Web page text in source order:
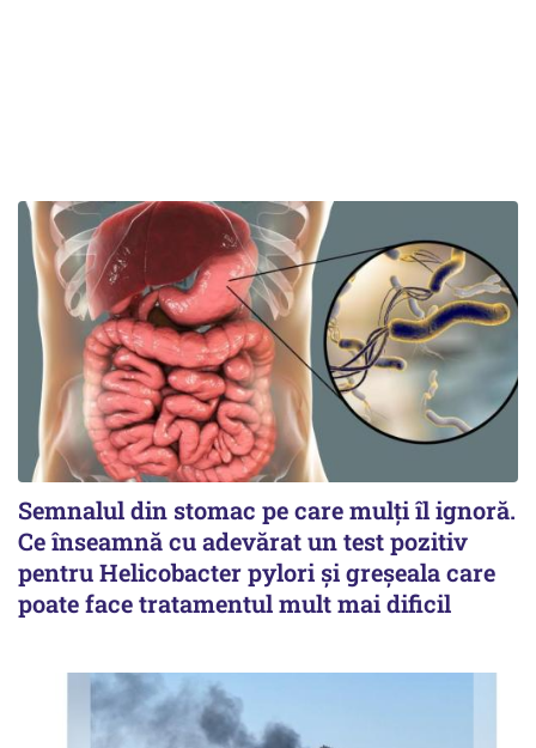
Semnalul din stomac pe care mulți îl ignoră.
Ce înseamnă cu adevărat un test pozitiv
pentru Helicobacter pylori și greșeala care
poate face tratamentul mult mai dificil